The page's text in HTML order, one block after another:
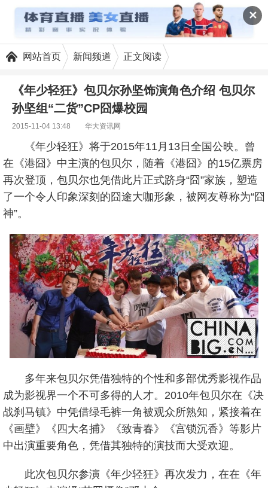
✕
网站首页 新闻频道 正文阅读
《年少轻狂》包贝尔孙坚饰演角色介绍 包贝尔
孙坚组“二货”CP囧爆校园
2015-11-04 13:48 华大资讯网
《年少轻狂》将于2015年11月13日全国公映。曾
在《港囧》中主演的包贝尔，随着《港囧》的15亿票房
再次登顶，包贝尔也凭借此片正式跻身“囧”家族，塑造
了一个令人印象深刻的囧途大咖形象，被网友尊称为“囧
神”。
多年来包贝尔凭借独特的个性和多部优秀影视作品
成为影视界一个不可多得的人才。2010年包贝尔在《决
战刹马镇》中凭借绿毛裤一角被观众所熟知，紧接着在
《画壁》《四大名捕》《致青春》《宫锁沉香》等影片
中出演重要角色，凭借其独特的演技而大受欢迎。
此次包贝尔参演《年少轻狂》再次发力，在在《年